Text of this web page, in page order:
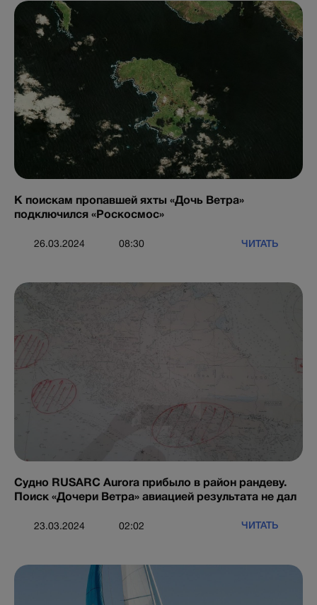
К поискам пропавшей яхты «Дочь Ветра»
подключился «Роскосмос»
26.03.2024 08:30 ЧИТАТЬ
Судно RUSARC Aurora прибыло в район рандеву.
Поиск «Дочери Ветра» авиацией результата не дал
23.03.2024 02:02 ЧИТАТЬ